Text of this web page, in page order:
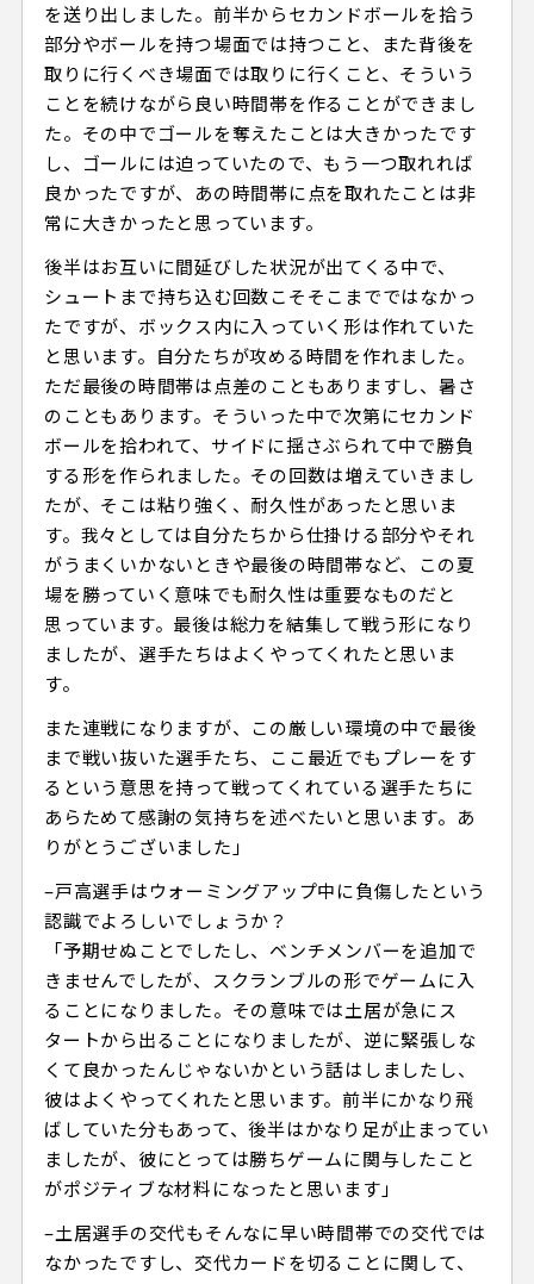
を送り出しました。前半からセカンドボールを拾う
部分やボールを持つ場面では持つこと、また背後を
取りに行くべき場面では取りに行くこと、そういう
ことを続けながら良い時間帯を作ることができまし
た。その中でゴールを奪えたことは大きかったです
し、ゴールには迫っていたので、もう一つ取れれば
良かったですが、あの時間帯に点を取れたことは非
常に大きかったと思っています。
後半はお互いに間延びした状況が出てくる中で、
シュートまで持ち込む回数こそそこまでではなかっ
たですが、ボックス内に入っていく形は作れていた
と思います。自分たちが攻める時間を作れました。
ただ最後の時間帯は点差のこともありますし、暑さ
のこともあります。そういった中で次第にセカンド
ボールを拾われて、サイドに揺さぶられて中で勝負
する形を作られました。その回数は増えていきまし
たが、そこは粘り強く、耐久性があったと思いま
す。我々としては自分たちから仕掛ける部分やそれ
がうまくいかないときや最後の時間帯など、この夏
場を勝っていく意味でも耐久性は重要なものだと
思っています。最後は総力を結集して戦う形になり
ましたが、選手たちはよくやってくれたと思いま
す。
また連戦になりますが、この厳しい環境の中で最後
まで戦い抜いた選手たち、ここ最近でもプレーをす
るという意思を持って戦ってくれている選手たちに
あらためて感謝の気持ちを述べたいと思います。あ
りがとうございました」
–戸高選手はウォーミングアップ中に負傷したという
認識でよろしいでしょうか？
「予期せぬことでしたし、ベンチメンバーを追加で
きませんでしたが、スクランブルの形でゲームに入
ることになりました。その意味では土居が急にス
タートから出ることになりましたが、逆に緊張しな
くて良かったんじゃないかという話はしましたし、
彼はよくやってくれたと思います。前半にかなり飛
ばしていた分もあって、後半はかなり足が止まってい
ましたが、彼にとっては勝ちゲームに関与したこと
がポジティブな材料になったと思います」
–土居選手の交代もそんなに早い時間帯での交代では
なかったですし、交代カードを切ることに関して、